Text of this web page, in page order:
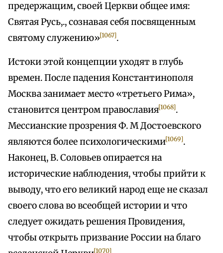
предержащим, своей Церкви общее имя:
Святая Русь,., сознавая себя посвященным
святому служению»[1067].
Истоки этой концепции уходят в глубь
времен. После падения Константинополя
Москва занимает место «третьего Рима»,
становится центром православия[1068].
Мессианские прозрения Ф. М Достоевского
являются более психологическими[1069].
Наконец, В. Соловьев опирается на
исторические наблюдения, чтобы прийти к
выводу, что его великий народ еще не сказал
своего слова во всеобщей истории и что
следует ожидать решения Провидения,
чтобы открыть призвание России на благо
[1070]